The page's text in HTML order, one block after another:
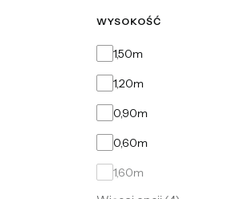
WYSOKOŚĆ
Wysokość
1,50m
1,20m
0,90m
0,60m
1,60m